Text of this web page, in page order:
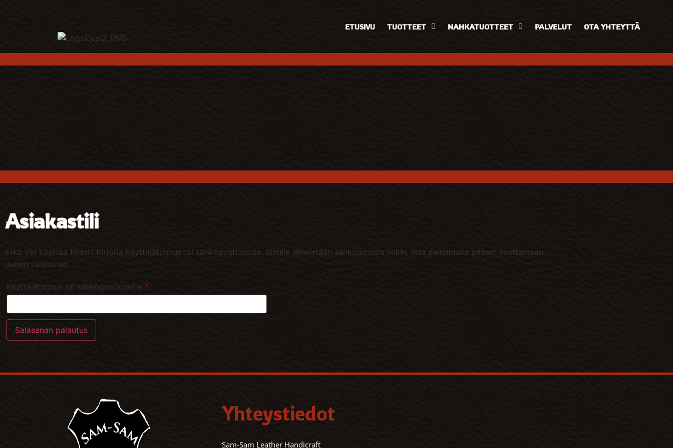
ETUSIVU TUOTTEET NAHKATUOTTEET PALVELUT OTA YHTEYTTÄ
Asiakastili
Etkö voi käyttää tiliäsi? Kirjoita käyttäjätunnus tai sähköpostiosoite. Sinulle lähetetään sähköpostilla linkki, jota painamalla pääset asettamaan
uuden salasanan.
Käyttäjätunnus tai sähköpostiosoite *
Salasanan palautus
Yhteystiedot
Sam-Sam Leather Handicraft